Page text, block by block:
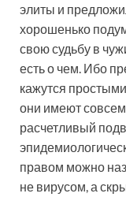
элиты и
хорошенько
свою судьбу в
есть о чем. Ибо
кажутся
они имеют совсем
расчетливый
правом можно
не вирусом, а